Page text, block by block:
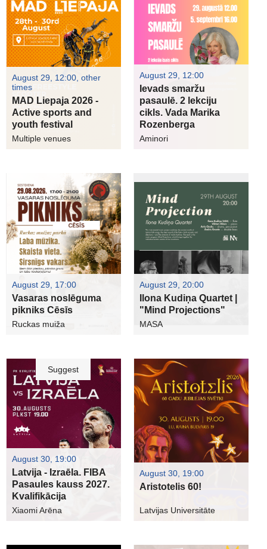
August 29, 12:00, other
times
MAD Liepaja 2026 -
Active sports and
youth festival
Multiple venues
August 29, 12:00
Ievads smaržu
pasaulē. 2 lekciju
cikls. Vada Marika
Rozenberga
Aminori
August 29, 17:00
Vasaras noslēguma
pikniks Cēsīs
Ruckas muiža
August 29, 20:00
Ilona Kudiņa Quartet |
"Mind Projections"
MASA
Suggest
August 30, 19:00
Latvija - Izraēla. FIBA
Pasaules kauss 2027.
Kvalifikācija
Xiaomi Arēna
August 30, 19:00
Aristotelis 60!
Latvijas Universitāte